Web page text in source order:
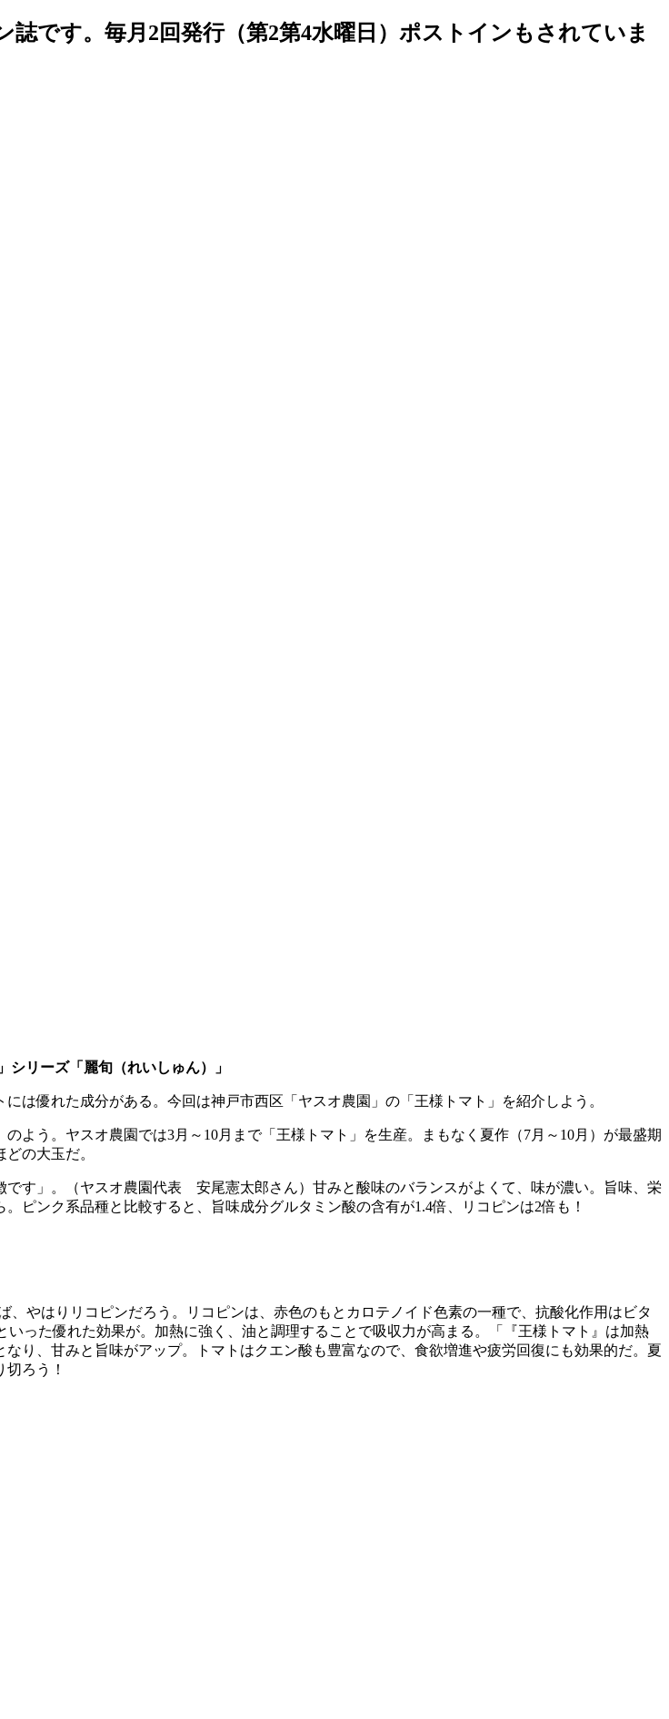
です。毎月2回発行（第2第4水曜日）ポストインもされていま
シリーズ「麗旬（れいしゅん）」
は優れた成分がある。今回は神戸市西区「ヤスオ農園」の「王様トマト」を紹介しよう。
よう。ヤスオ農園では3月～10月まで「王様トマト」を生産。まもなく夏作（7月～10月）が最盛期
の大玉だ。
です」。（ヤスオ農園代表 安尾憲太郎さん）甘みと酸味のバランスがよくて、味が濃い。旨味、栄
ピンク系品種と比較すると、旨味成分グルタミン酸の含有が1.4倍、リコピンは2倍も！
やはりリコピンだろう。リコピンは、赤色のもとカロテノイド色素の一種で、抗酸化作用はビタ
った優れた効果が。加熱に強く、油と調理することで吸収力が高まる。「『王様トマト』は加熱
り、甘みと旨味がアップ。トマトはクエン酸も豊富なので、食欲増進や疲労回復にも効果的だ。夏
ろう！